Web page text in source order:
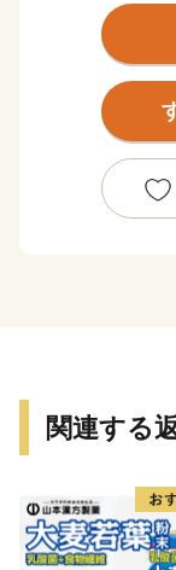
には、心ばか
この機会にぜ
・特典の送付
関連する